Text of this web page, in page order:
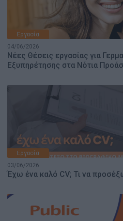
Εργασία
04/06/2026
Νέες Θέσεις εργασίας για
Εξυπηρέτησης στα Νότια
Εργασία
03/06/2026
Έχω ένα καλό CV; Τι να